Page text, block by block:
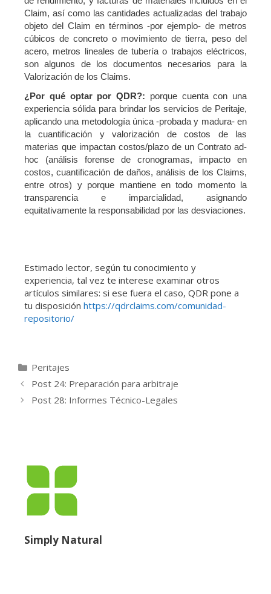
Claim, así como las cantidades actualizadas del trabajo
objeto del Claim en términos -por ejemplo- de metros
cúbicos de concreto o movimiento de tierra, peso del
acero, metros lineales de tubería o trabajos eléctricos,
son algunos de los documentos necesarios para la
Valorización de los Claims.
¿Por qué optar por QDR?: porque cuenta con una
experiencia sólida para brindar los servicios de Peritaje,
aplicando una metodología única -probada y madura- en
la cuantificación y valorización de costos de las
materias que impactan costos/plazo de un Contrato ad-
hoc (análisis forense de cronogramas, impacto en
costos, cuantificación de daños, análisis de los Claims,
entre otros) y porque mantiene en todo momento la
transparencia e imparcialidad, asignando
equitativamente la responsabilidad por las desviaciones.
Estimado lector, según tu conocimiento y
experiencia, tal vez te interese examinar otros
artículos similares: si ese fuera el caso, QDR pone a
tu disposición https://qdrclaims.com/comunidad-
repositorio/
Peritajes
Post 24: Preparación para arbitraje
Post 28: Informes Técnico-Legales
Simply Natural